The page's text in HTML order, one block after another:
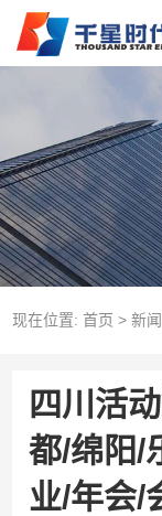
现在位置: 首页 > 新
四川活
都/绵阳/
业/年会/